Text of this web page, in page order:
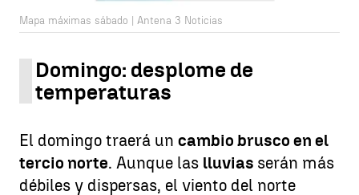
Mapa máximas sábado | Antena 3 Noticias
Domingo: desplome de
temperaturas
El domingo traerá un cambio brusco en el
tercio norte. Aunque las lluvias serán más
débiles y dispersas, el viento del norte